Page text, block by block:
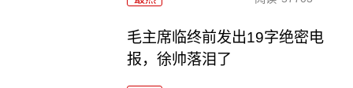
毛主席临终前发出19字绝密电
报，徐帅落泪了